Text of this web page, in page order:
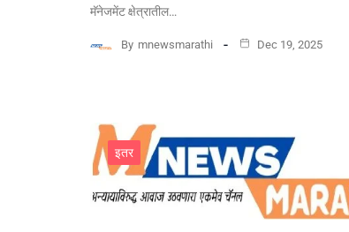
मॅनेजमेंट क्षेत्रातील…
By mnewsmarathi Dec 19, 2025
इतर